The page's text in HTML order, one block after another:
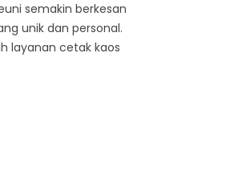
semakin berkesan
unik dan personal.
layanan cetak kaos